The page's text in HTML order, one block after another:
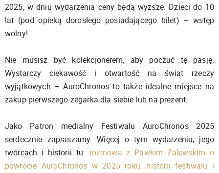
2025, w dniu wydarzenia ceny będą wyższe. Dzieci do 10
lat (pod opieką dorosłego posiadającego bilet) – wstęp
wolny!
Nie musisz być kolekcjonerem, aby poczuć tę pasję.
Wystarczy ciekawość i otwartość na świat rzeczy
wyjątkowych – AuroChronos to także idealne miejsce na
zakup pierwszego zegarka dla siebie lub na prezent.
Jako Patron medialny Festiwalu AuroChronos 2025
serdecznie zapraszamy. Więcej o tym wydarzeniu, jego
twórcach i historii tu: rozmowa z Pawłem Zalewskim o
powrocie AuroChronos w 2025 roku, historii festiwalu i